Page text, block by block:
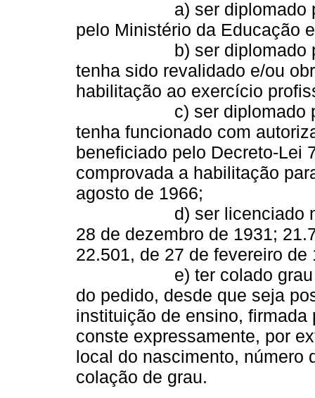
a) ser diplomado por
pelo Ministério da Educação
b) ser diplomado por
tenha sido revalidado e/ou
habilitação ao exercício
c) ser diplomado por
tenha funcionado com
beneficiado pelo Decreto-Lei
comprovada a habilitação
agosto de 1966;
d) ser licenciado nos
28 de dezembro de 1931;
22.501, de 27 de fevereiro de
e) ter colado grau há
do pedido, desde que seja
instituição de ensino,
conste expressamente, por
local do nascimento, número
colação de grau.